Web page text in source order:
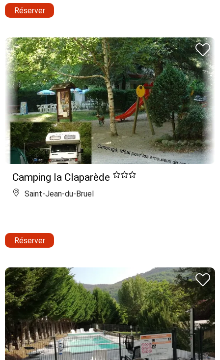
Réserver
Camping la Claparède
Saint-Jean-du-Bruel
Réserver